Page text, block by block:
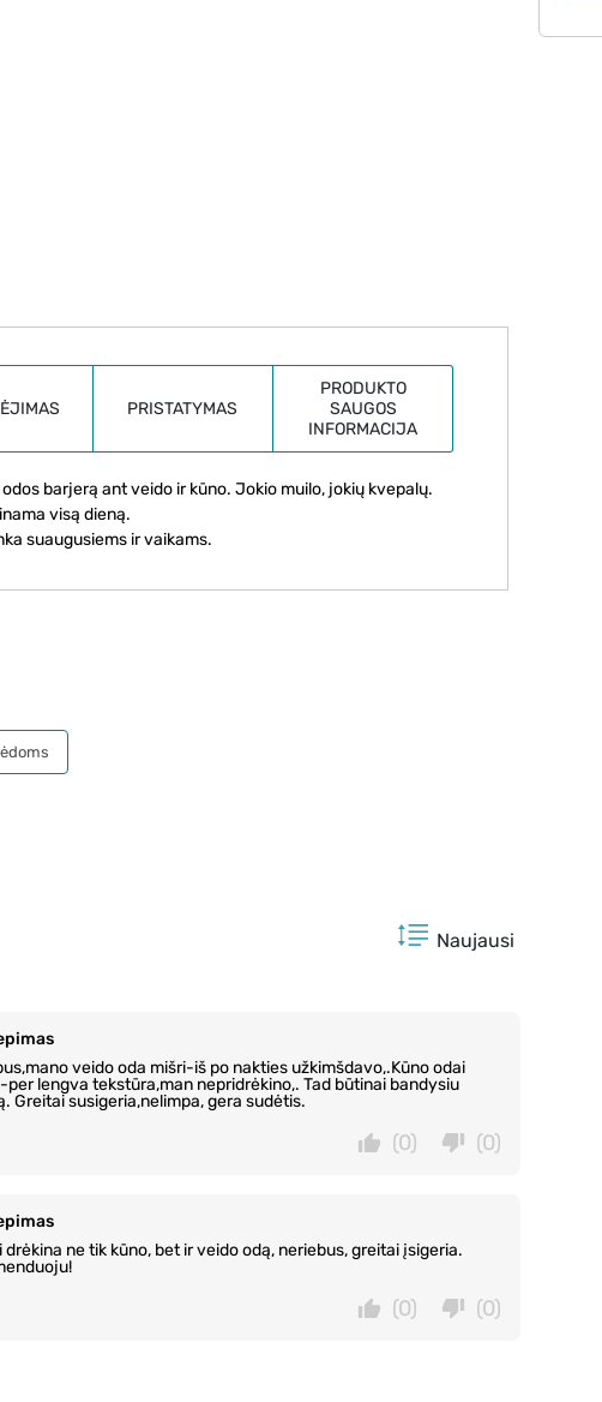
PRISTATYMAS
PRODUKTO
SAUGOS
INFORMACIJA
barjerą ant veido ir kūno. Jokio muilo, jokių kvepalų.
visą dieną.
suaugusiems ir vaikams.
Naujausi
veido oda mišri-iš po nakties užkimšdavo,.Kūno odai
per lengva tekstūra,man nepridrėkino,. Tad būtinai bandysiu
Greitai susigeria,nelimpa, gera sudėtis.
(0)
(0)
drėkina ne tik kūno, bet ir veido odą, neriebus, greitai įsigeria.
(0)
(0)